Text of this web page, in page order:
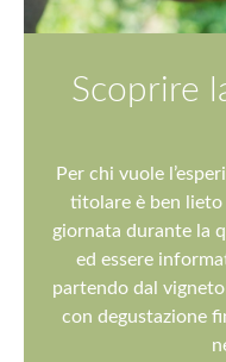
Scoprire
Per chi vuole
titolare è ben lieto
giornata durante la
ed essere
partendo dal
con degustazione